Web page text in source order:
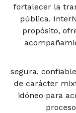
fortalecer la
pública.
propósito,
segura,
de carácter
idóneo para